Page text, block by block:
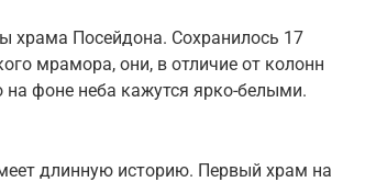
храма Посейдона. Сохранилось 17
мрамора, они, в отличие от колонн
на фоне неба кажутся ярко-белыми.
длинную историю. Первый храм на